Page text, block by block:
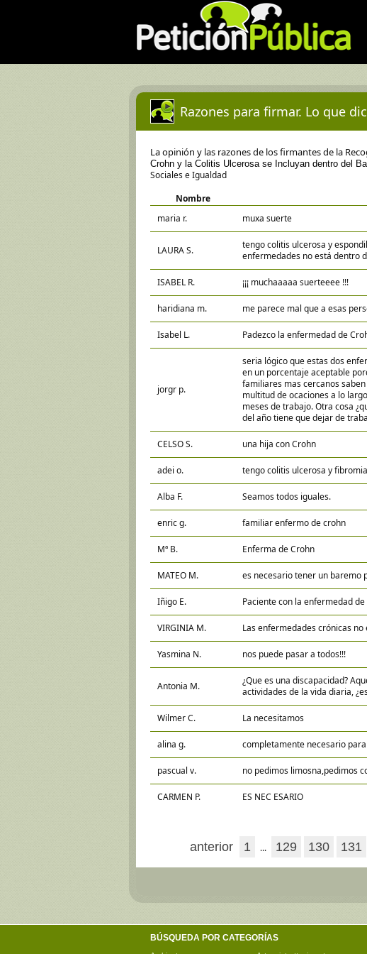
Razones para firmar. Lo que
La opinión y las razones de los firmantes de la
Crohn y la Colitis Ulcerosa se Incluyan dentro del
Sociales e Igualdad
Nombre
maria r.
muxa suerte
LAURA S.
tengo colitis ulcerosa y
enfermedades no está dentro
ISABEL R. ¡¡¡ muchaaaaa suerteeee !!!
haridiana m. me parece mal que a esas
Isabel L. Padezco la enfermedad de
jorgr p.
seria lógico que estas dos
en un porcentaje aceptable
familiares mas cercanos
multitud de ocaciones a lo
meses de trabajo. Otra cosa
del año tiene que dejar de
CELSO S. una hija con Crohn
adei o. tengo colitis ulcerosa y
Alba F. Seamos todos iguales.
enric g. familiar enfermo de crohn
Mª B. Enferma de Crohn
MATEO M. es necesario tener un baremo
Iñigo E. Paciente con la enfermedad
VIRGINIA M. Las enfermedades crónicas
Yasmina N. nos puede pasar a todos!!!
Antonia M.
¿Que es una discapacidad?
actividades de la vida diaria,
Wilmer C. La necesitamos
alina g. completamente necesario
pascual v. no pedimos limosna,pedimos
CARMEN P. ES NEC ESARIO
anterior 1 ... 129 130 131
BÚSQUEDA POR CATEGORÍAS